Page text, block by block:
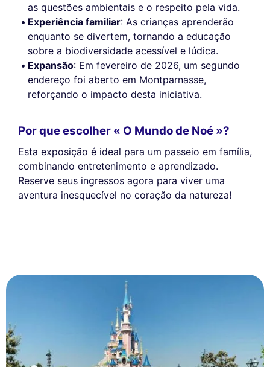
as questões ambientais e o respeito pela vida.
Experiência familiar: As crianças aprenderão
enquanto se divertem, tornando a educação
sobre a biodiversidade acessível e lúdica.
Expansão: Em fevereiro de 2026, um segundo
endereço foi aberto em Montparnasse,
reforçando o impacto desta iniciativa.
Por que escolher « O Mundo de Noé »?
Esta exposição é ideal para um passeio em família,
combinando entretenimento e aprendizado.
Reserve seus ingressos agora para viver uma
aventura inesquecível no coração da natureza!